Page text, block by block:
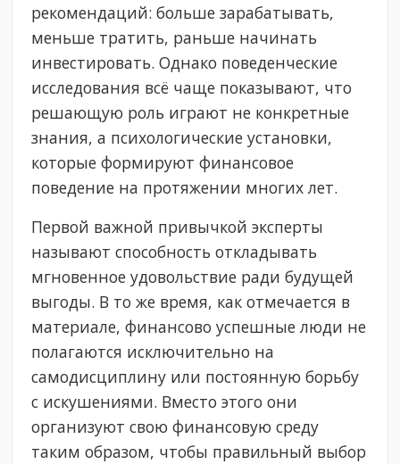
рекомендаций: больше зарабатывать,
меньше тратить, раньше начинать
инвестировать. Однако поведенческие
исследования всё чаще показывают, что
решающую роль играют не конкретные
знания, а психологические установки,
которые формируют финансовое
поведение на протяжении многих лет.
Первой важной привычкой эксперты
называют способность откладывать
мгновенное удовольствие ради будущей
выгоды. В то же время, как отмечается в
материале, финансово успешные люди не
полагаются исключительно на
самодисциплину или постоянную борьбу
с искушениями. Вместо этого они
организуют свою финансовую среду
таким образом, чтобы правильный выбор